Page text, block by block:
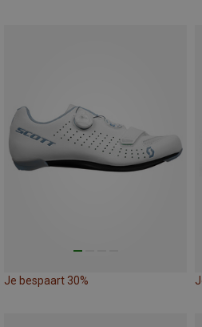
Je bespaart 30%